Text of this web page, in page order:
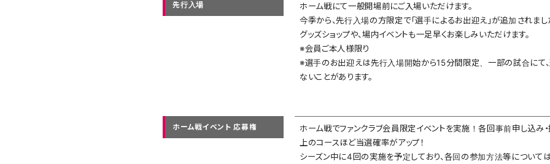
先行入場
ホーム戦にて一般開場前にご入場いただけます。
今季から、先行入場の方限定で「選手によるお出迎え」が追加されまし
グッズショップや、場内イベントも一足早くお楽しみいただけます。
※会員ご本人様限り
※選手のお出迎えは先行入場開始から15分間限定、一部の試合にて
ないことがあります。
ホーム戦イベント 応募権
ホーム戦でファンクラブ会員限定イベントを実施！各回事前申し込み・
上のコースほど当選確率がアップ！
シーズン中に4回の実施を予定しており、各回の参加方法等については